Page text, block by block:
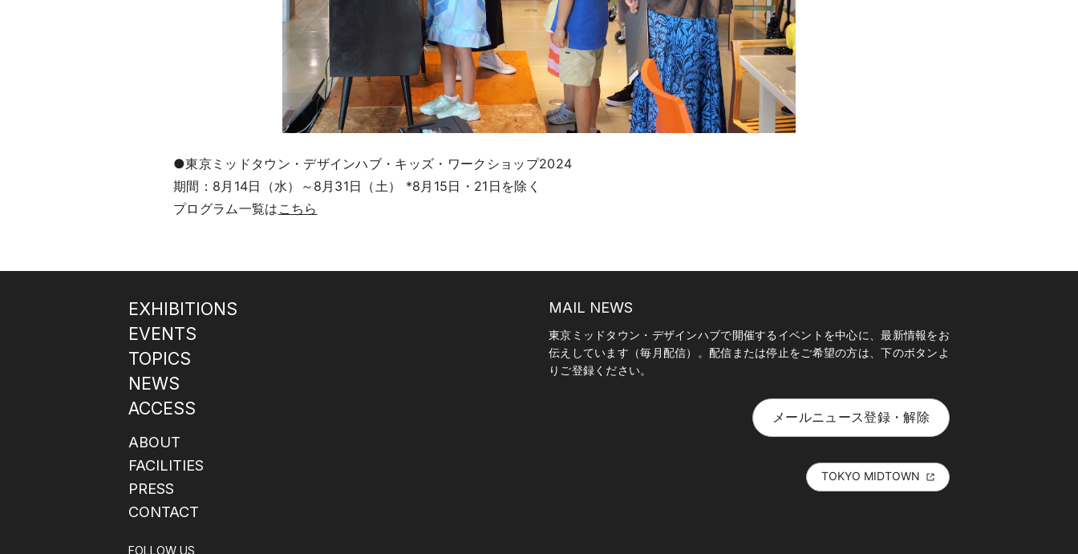
●東京ミッドタウン・デザインハブ・キッズ・ワークショップ2024
期間：8月14日（水）～8月31日（土） *8月15日・21日を除く
プログラム一覧は こちら
EXHIBITIONS
EVENTS
TOPICS
NEWS
ACCESS
ABOUT
FACILITIES
PRESS
CONTACT
FOLLOW US
MAIL NEWS
東京ミッドタウン・デザインハブで開催するイベントを中心に、最新情報をお
伝えしています（毎月配信）。配信または停止をご希望の方は、下のボタンよ
りご登録ください。
メールニュース登録・解除
TOKYO MIDTOWN